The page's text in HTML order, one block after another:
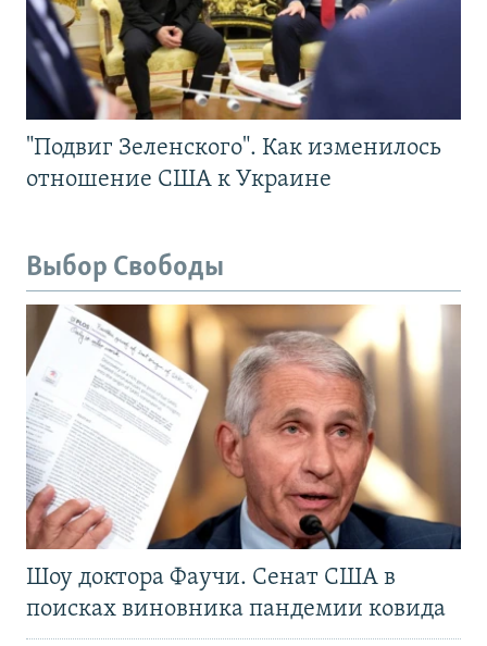
"Подвиг Зеленского". Как изменилось
отношение США к Украине
Выбор Свободы
Шоу доктора Фаучи. Сенат США в
поисках виновника пандемии ковида